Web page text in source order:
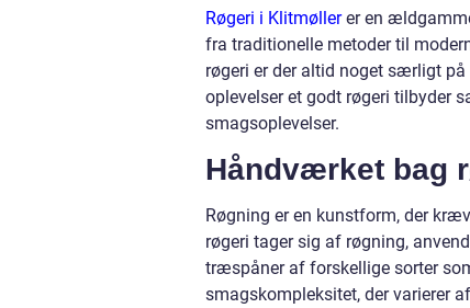
Røgeri i Klitmøllerer en
fra traditionelle metoder til
røgeri er der altid noget særligt
oplevelser et godt røgeri tilbyder
smagsoplevelser.
Håndværket bag
Røgning er en kunstform, der
røgeri tager sig af røgning,
træspåner af forskellige sorter
smagskompleksitet, der varierer